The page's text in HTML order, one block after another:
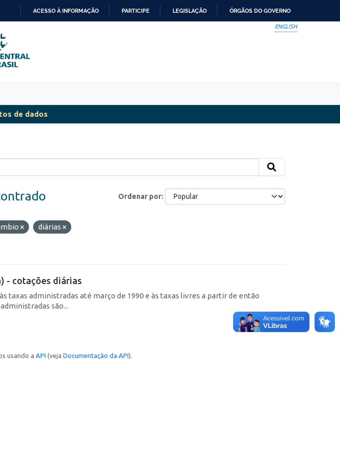
ACESSO À INFORMAÇÃO PARTICIPE LEGISLAÇÃO ÓRGÃOS DO GOVERNO
ENGLISH
de dados
Ordenar por
diárias
- cotações diárias
taxas administradas até março de 1990 e às taxas livres a partir de então
são...
usando a API (veja Documentação da API).